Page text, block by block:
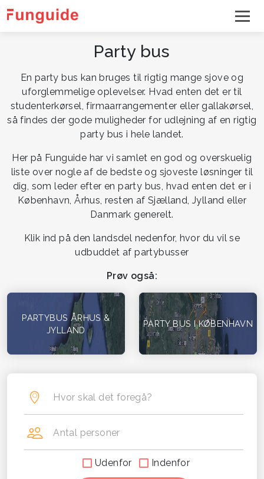
Party bus
En party bus kan bruges til rigtig mange sjove og
uforglemmelige oplevelser. Hvad enten det er til
studenterkørsel, firmaarrangementer eller gallakørsel,
så findes der gode muligheder for udlejning af en rigtig
party bus i hele landet.
Her på Funguide har vi samlet en god og overskuelig
liste over nogle af de bedste og sjoveste løsninger til
dig, som leder efter en party bus, hvad enten det er i
København, Århus, resten af Sjælland, Jylland eller
Danmark generelt.
Klik ind på den landsdel nedenfor, hvor du vil se
udbuddet af partybusser
Prøv også:
PARTYBUS ÅRHUS &
JYLLAND
PARTY BUS I KØBENHAVN
Hvor skal det foregå?
Antal personer
Udenfor Indenfor